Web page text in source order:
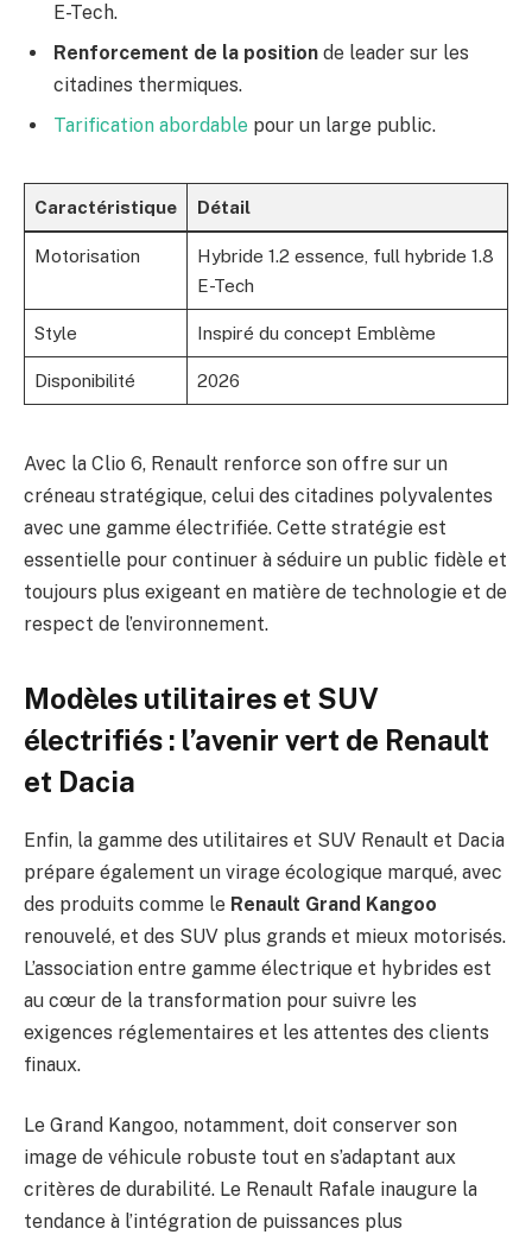
E-Tech.
Renforcement de la position de leader sur les
citadines thermiques.
Tarification abordable pour un large public.
Caractéristique Détail
Motorisation
Hybride 1.2 essence, full hybride 1.8
E-Tech
Style Inspiré du concept Emblème
Disponibilité 2026
Avec la Clio 6, Renault renforce son offre sur un
créneau stratégique, celui des citadines polyvalentes
avec une gamme électrifiée. Cette stratégie est
essentielle pour continuer à séduire un public fidèle et
toujours plus exigeant en matière de technologie et de
respect de l’environnement.
Modèles utilitaires et SUV
électrifiés : l’avenir vert de Renault
et Dacia
Enfin, la gamme des utilitaires et SUV Renault et Dacia
prépare également un virage écologique marqué, avec
des produits comme le Renault Grand Kangoo
renouvelé, et des SUV plus grands et mieux motorisés.
L’association entre gamme électrique et hybrides est
au cœur de la transformation pour suivre les
exigences réglementaires et les attentes des clients
finaux.
Le Grand Kangoo, notamment, doit conserver son
image de véhicule robuste tout en s’adaptant aux
critères de durabilité. Le Renault Rafale inaugure la
tendance à l’intégration de puissances plus